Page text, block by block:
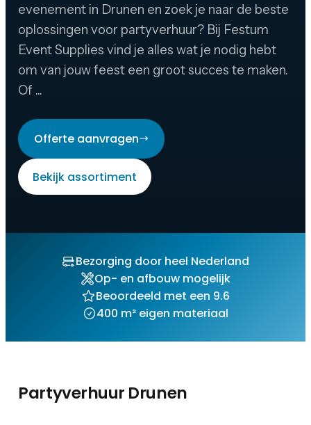
evenement in Drunen en zoek je naar de beste
oplossingen voor partyverhuur? Bij Festum
Event Supplies vind je alles wat je nodig hebt
om van jouw feest een groot succes te maken.
Of ...
Offerte aanvragen
Bekijk assortiment
Bezorging door heel Nederland
Op- en afbouw mogelijk
Beoordeeld met een 9.6
400 m² eigen materiaal
Partyverhuur Drunen